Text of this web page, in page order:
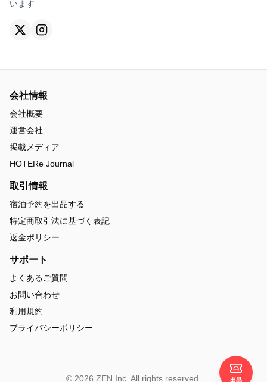
います
出品
会社情報
会社概要
運営会社
掲載メディア
HOTERe Journal
取引情報
宿泊予約を出品する
特定商取引法に基づく表記
返金ポリシー
サポート
よくあるご質問
お問い合わせ
利用規約
プライバシーポリシー
© 2026 ZEN Inc. All rights reserved.